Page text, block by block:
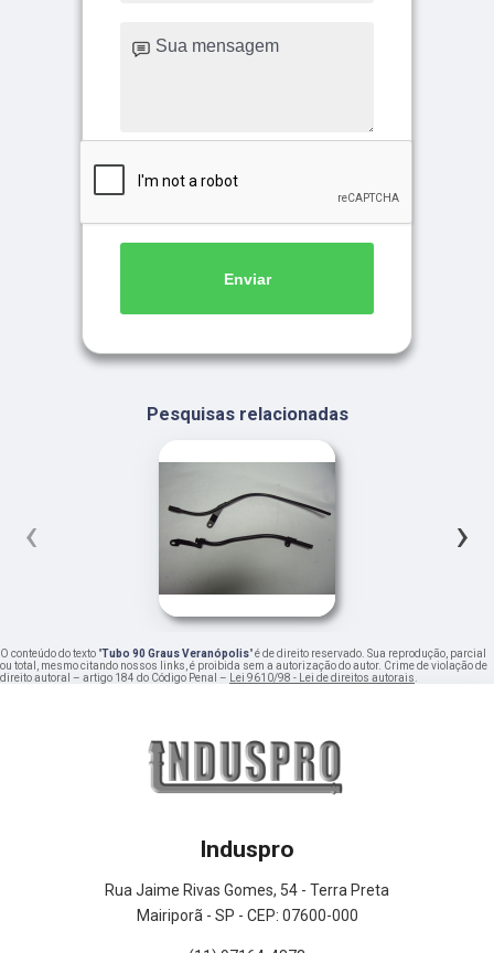
Enviar
Pesquisas relacionadas
‹ ›
O conteúdo do texto "Tubo 90 Graus Veranópolis" é de direito reservado. Sua reprodução, parcial
ou total, mesmo citando nossos links, é proibida sem a autorização do autor. Crime de violação de
direito autoral – artigo 184 do Código Penal – Lei 9610/98 - Lei de direitos autorais.
Induspro
Rua Jaime Rivas Gomes, 54 - Terra Preta
Mairiporã - SP - CEP: 07600-000